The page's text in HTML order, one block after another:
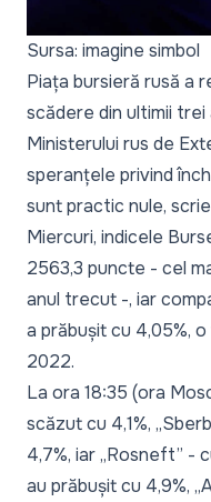
Sursa: imagine simbol
Piața bursieră rusă a
scădere din ultimii trei
Ministerului rus de
speranțele privind
sunt practic nule,
Miercuri, indicele
2563,3 puncte - cel
anul trecut -, iar
a prăbușit cu 4,05%,
2022.
La ora 18:35 (ora
scăzut cu 4,1%,
4,7%, iar „Rosneft” -
au prăbușit cu 4,9%,